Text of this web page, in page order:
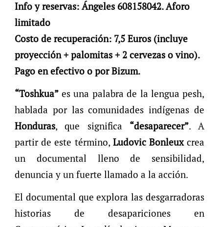
Info y reservas: Ángeles 608158042. Aforo
limitado
Costo de recuperación: 7,5 Euros (incluye
proyección + palomitas + 2 cervezas o vino).
Pago en efectivo o por Bizum.
“Toshkua”es una palabra de la lengua pesh,
hablada por las comunidades indígenas de
Honduras, que significa “desaparecer”. A
partir de este término, Ludovic Bonleuxcrea
un documental lleno de sensibilidad,
denuncia y un fuerte llamado a la acción.
El documental que explora las desgarradoras
historias de desapariciones en